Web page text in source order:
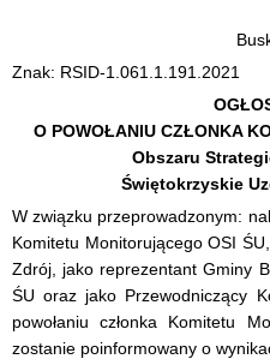
Znak: RSID-1.061.1.191.2021
O POWOŁANIU CZŁONKA
Obszaru
Świętokrzyskie
W związku przeprowadzonym:
Komitetu Monitorującego OSI
Zdrój, jako reprezentant Gminy
ŚU oraz jako Przewodniczący
powołaniu członka Komitetu
zostanie poinformowany o